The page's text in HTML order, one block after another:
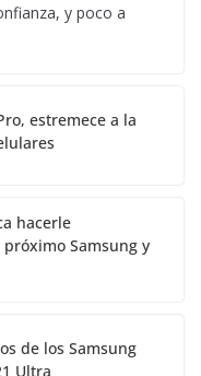
y poco a
estremece a la
hacerle
Samsung y
de los Samsung
Ultra